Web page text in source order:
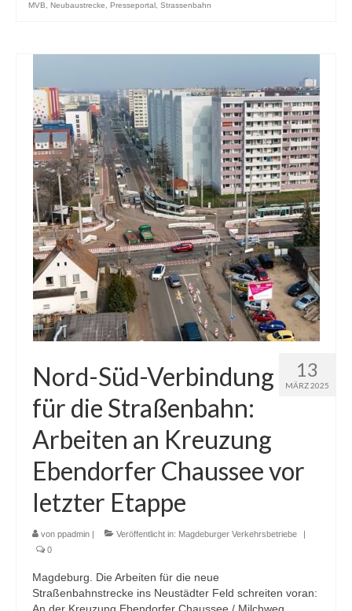
MVB, Neubaustrecke, Presseportal , Strassenbahn
13
MÄRZ 2025
Nord-Süd-Verbindung
für die Straßenbahn:
Arbeiten an Kreuzung
Ebendorfer Chaussee vor
letzter Etappe
von ppadmin Veröffentlicht in: Magdeburger Verkehrsbetriebe
0
Magdeburg. Die Arbeiten für die neue
Straßenbahnstrecke ins Neustädter Feld schreiten voran: